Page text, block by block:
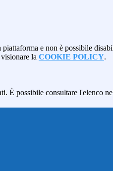
e non è possibile
la COOKIE POLICY.
È possibile consultare l'elenco